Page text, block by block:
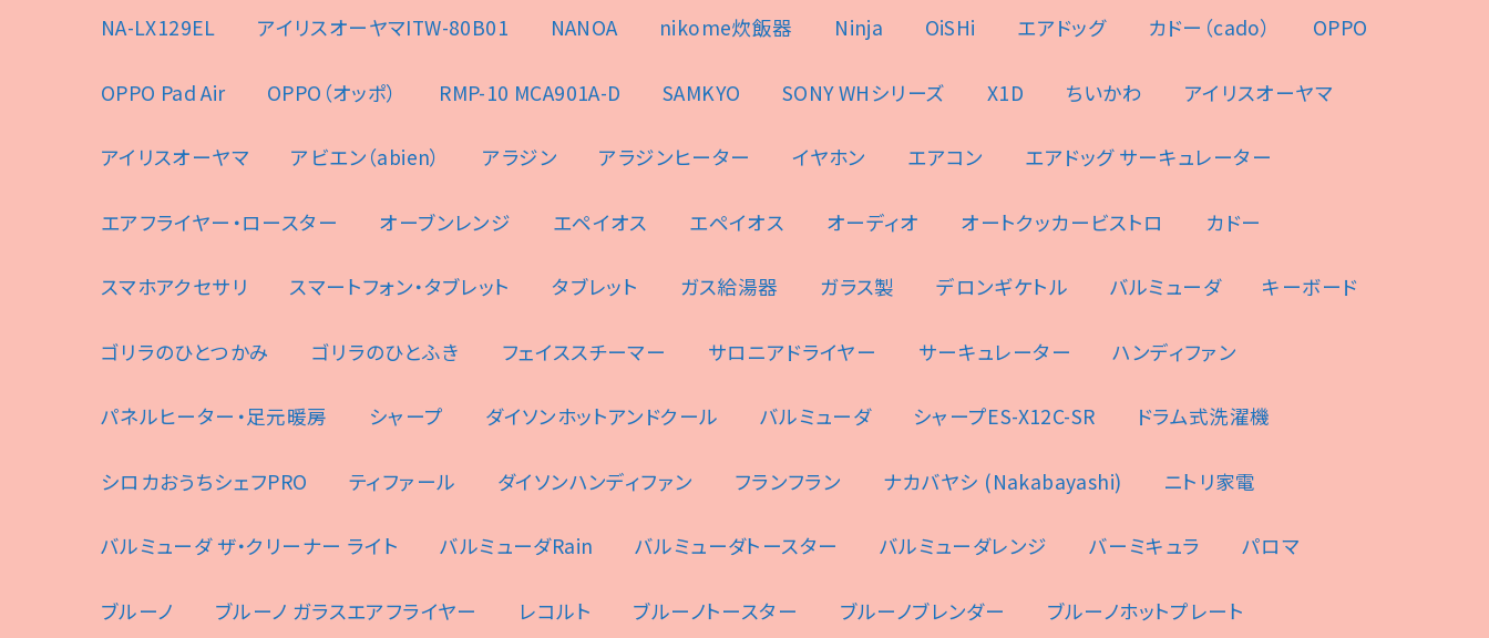
NA-LX129EL アイリスオーヤマITW-80B01 NANOA nikome炊飯器 Ninja OiSHi エアドッグ カドー（cado） OPPO
OPPO Pad Air OPPO（オッポ） RMP-10 MCA901A-D SAMKYO SONY WHシリーズ X1D ちいかわ アイリスオーヤマ
アイリスオーヤマ アビエン（abien） アラジン アラジンヒーター イヤホン エアコン エアドッグ サーキュレーター
エアフライヤー・ロースター オーブンレンジ エペイオス エペイオス オーディオ オートクッカービストロ カドー
スマホアクセサリ スマートフォン・タブレット タブレット ガス給湯器 ガラス製 デロンギケトル バルミューダ キーボード
ゴリラのひとつかみ ゴリラのひとふき フェイススチーマー サロニアドライヤー サーキュレーター ハンディファン
パネルヒーター・足元暖房 シャープ ダイソンホットアンドクール バルミューダ シャープES-X12C-SR ドラム式洗濯機
シロカおうちシェフPRO ティファール ダイソンハンディファン フランフラン ナカバヤシ (Nakabayashi) ニトリ家電
バルミューダ ザ・クリーナー ライト バルミューダRain バルミューダトースター バルミューダレンジ バーミキュラ パロマ
ブルーノ ブルーノ ガラスエアフライヤー レコルト ブルーノトースター ブルーノブレンダー ブルーノホットプレート